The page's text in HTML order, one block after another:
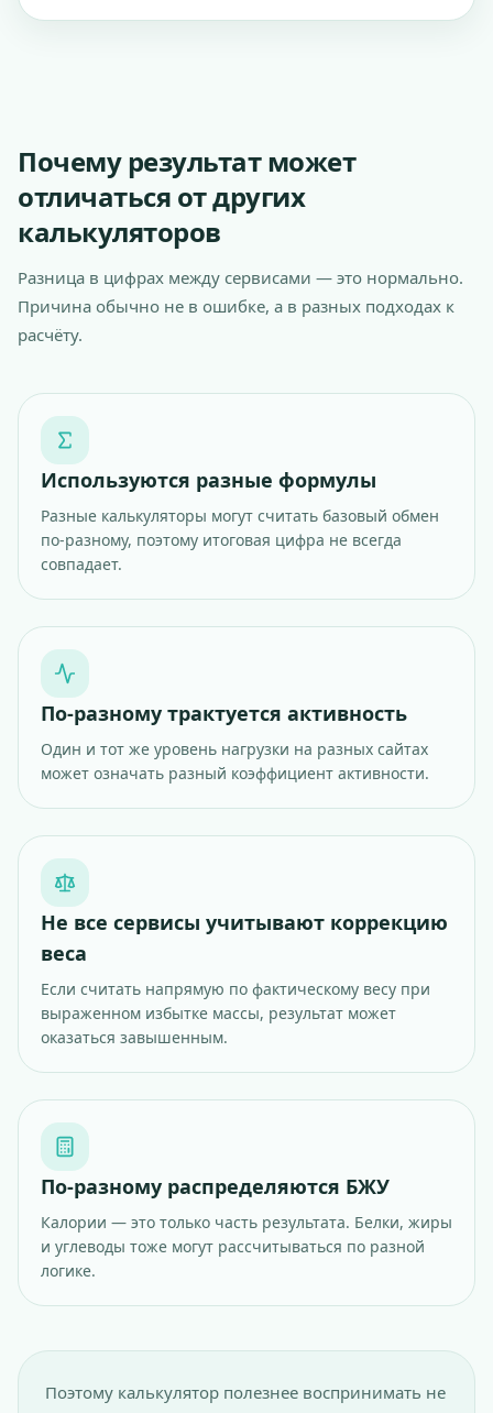
Почему результат может
отличаться от других
калькуляторов
Разница в цифрах между сервисами — это нормально.
Причина обычно не в ошибке, а в разных подходах к
расчёту.
Используются разные формулы
Разные калькуляторы могут считать базовый обмен
по-разному, поэтому итоговая цифра не всегда
совпадает.
По-разному трактуется активность
Один и тот же уровень нагрузки на разных сайтах
может означать разный коэффициент активности.
Не все сервисы учитывают коррекцию
веса
Если считать напрямую по фактическому весу при
выраженном избытке массы, результат может
оказаться завышенным.
По-разному распределяются БЖУ
Калории — это только часть результата. Белки, жиры
и углеводы тоже могут рассчитываться по разной
логике.
Поэтому калькулятор полезнее воспринимать не